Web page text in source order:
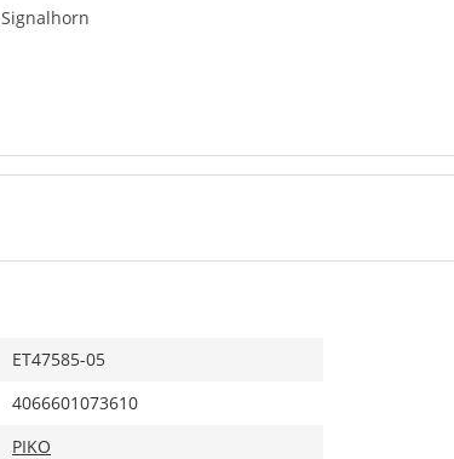
Signalhorn
ET47585-05
4066601073610
PIKO